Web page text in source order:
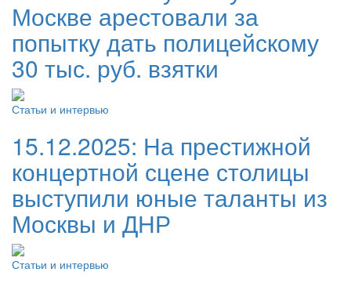
Москве арестовали за
попытку дать полицейскому
30 тыс. руб. взятки
Статьи и интервью
15.12.2025: На престижной
концертной сцене столицы
выступили юные таланты из
Москвы и ДНР
Статьи и интервью